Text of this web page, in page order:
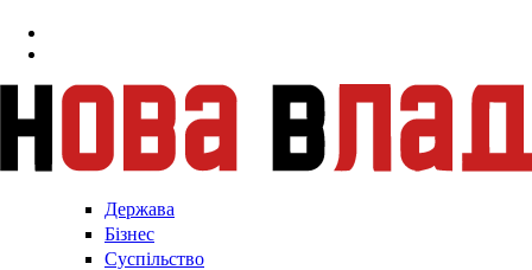
Держава
Бізнес
Суспільство